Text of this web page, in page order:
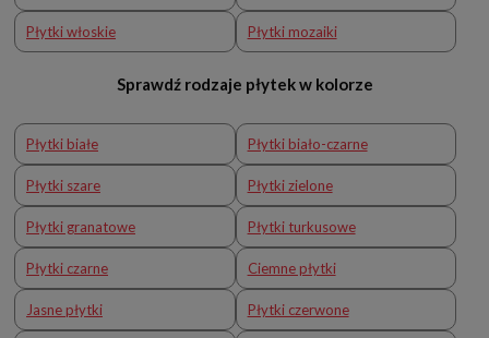
Płytki włoskie Płytki mozaiki
Sprawdź rodzaje płytek w kolorze
Płytki białe Płytki biało-czarne
Płytki szare Płytki zielone
Płytki granatowe Płytki turkusowe
Płytki czarne Ciemne płytki
Jasne płytki Płytki czerwone